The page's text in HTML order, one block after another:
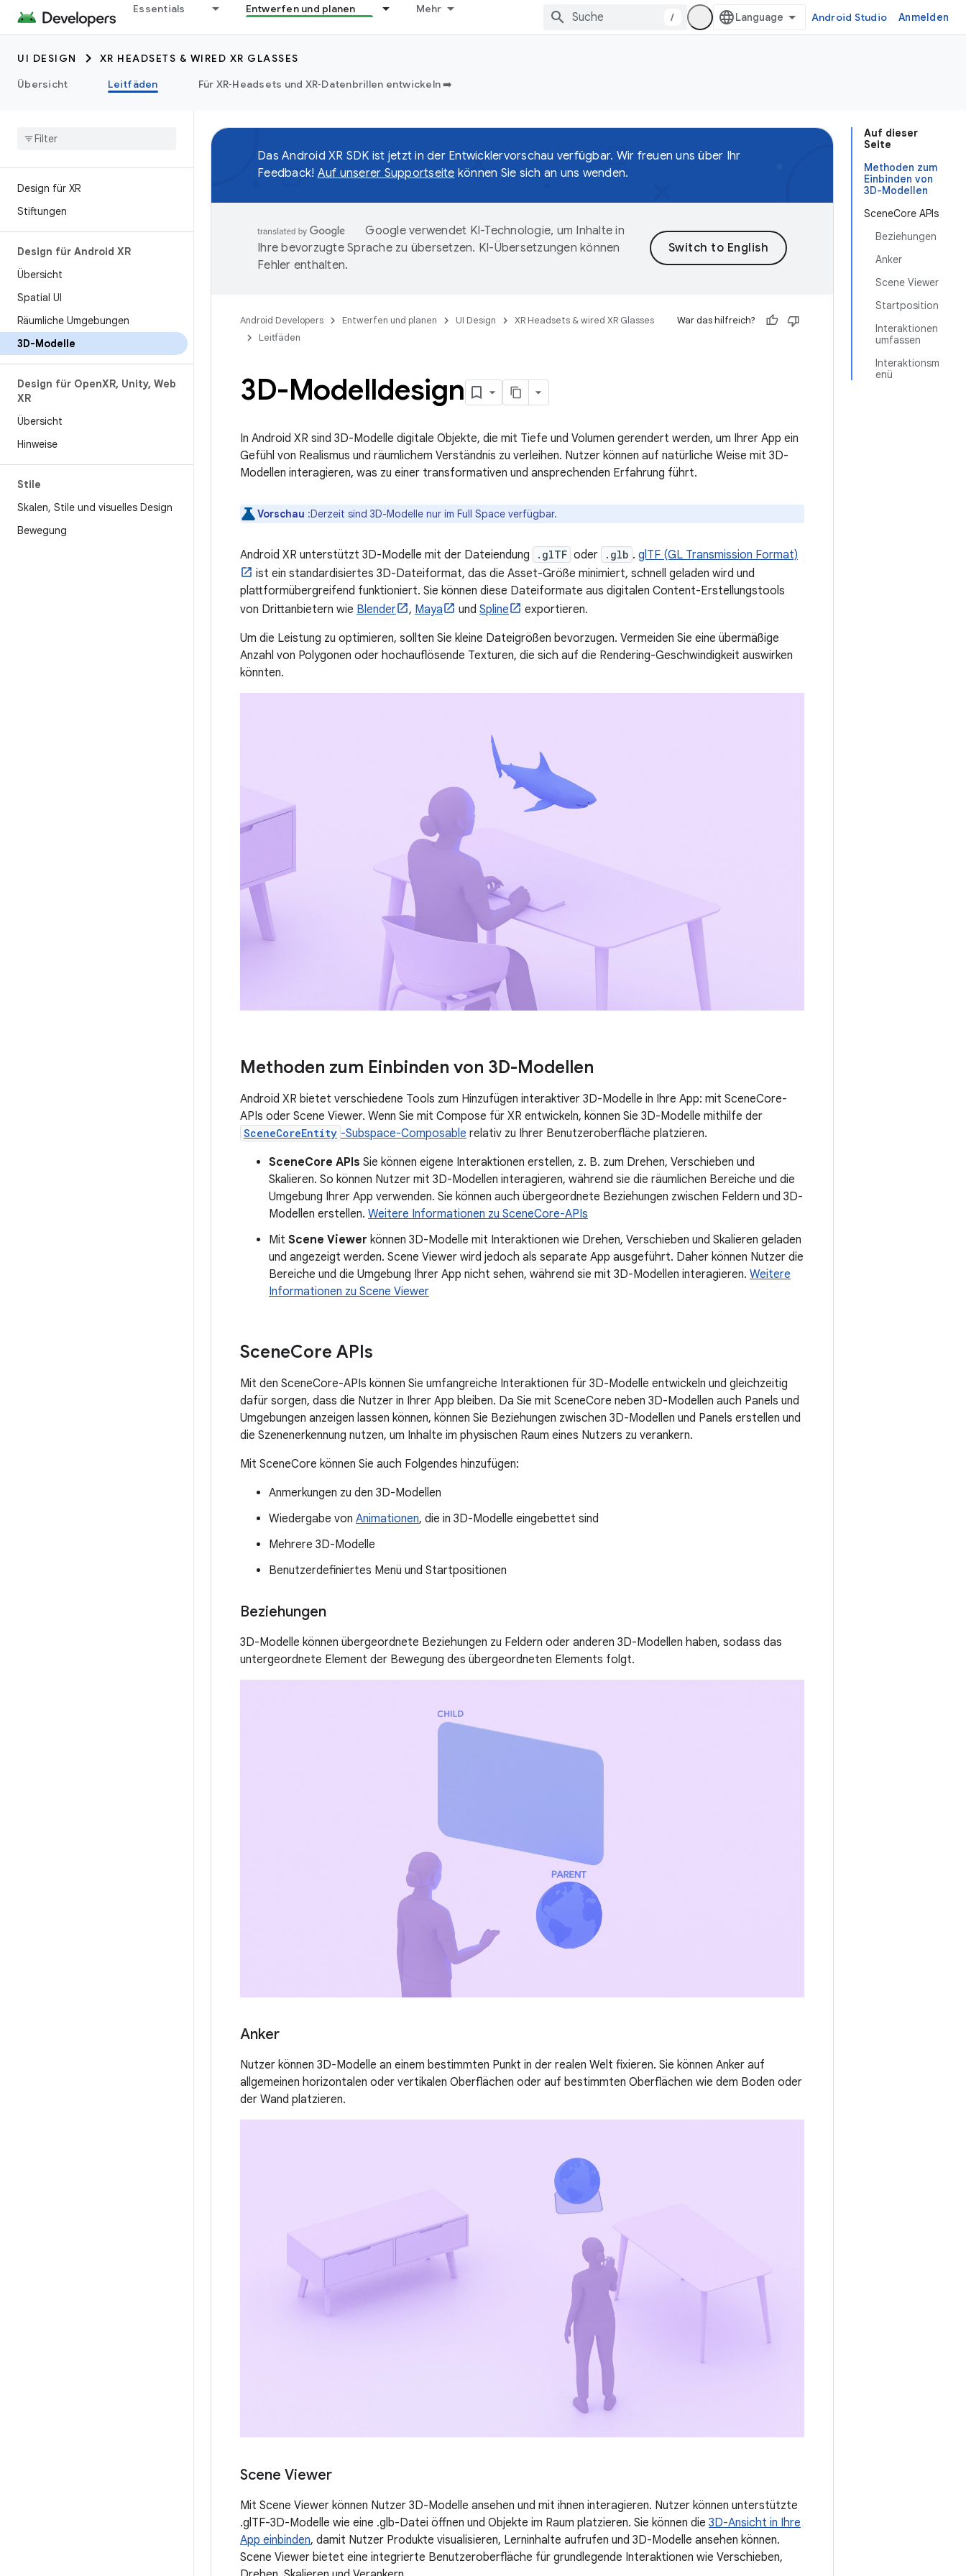
Essentials Entwerfen und planen Mehr
/ Android Studio Anmelden
UI DESIGN
XR HEADSETS & WIRED XR GLASSES
Übersicht
Leitfäden Für XR‑Headsets und XR‑Datenbrillen entwickeln ➡️
Design für XR
Stiftungen
Design für Android XR
Übersicht
Spatial UI
Räumliche Umgebungen
3D-Modelle
Design für OpenXR, Unity, Web
XR
Übersicht
Hinweise
Stile
Skalen, Stile und visuelles Design
Bewegung
Auf dieser
Seite
Methoden zum
Einbinden von
3D-Modellen
SceneCore APIs
Beziehungen
Anker
Scene Viewer
Startposition
Interaktionen
umfassen
Interaktionsm
enü
Das Android XR SDK ist jetzt in der Entwicklervorschau verfügbar. Wir freuen uns über Ihr
Feedback! Auf unserer Supportseite können Sie sich an uns wenden.
Google verwendet KI-Technologie, um Inhalte in
Ihre bevorzugte Sprache zu übersetzen. KI-Übersetzungen können
Fehler enthalten.
Android Developers Entwerfen und planen UI Design
XR Headsets & wired XR Glasses
Leitfäden
War das hilfreich?
3D-Modelldesign
In Android XR sind 3D-Modelle digitale Objekte, die mit Tiefe und Volumen gerendert werden, um Ihrer App ein
Gefühl von Realismus und räumlichem Verständnis zu verleihen. Nutzer können auf natürliche Weise mit 3D-
Modellen interagieren, was zu einer transformativen und ansprechenden Erfahrung führt.
Vorschau :Derzeit sind 3D-Modelle nur im Full Space verfügbar.
Android XR unterstützt 3D-Modelle mit der Dateiendung .glTF oder .glb . glTF (GL Transmission Format)
ist ein standardisiertes 3D-Dateiformat, das die Asset-Größe minimiert, schnell geladen wird und
plattformübergreifend funktioniert. Sie können diese Dateiformate aus digitalen Content-Erstellungstools
von Drittanbietern wie Blender , Maya und Spline
exportieren.
Um die Leistung zu optimieren, sollten Sie kleine Dateigrößen bevorzugen. Vermeiden Sie eine übermäßige
Anzahl von Polygonen oder hochauflösende Texturen, die sich auf die Rendering-Geschwindigkeit auswirken
könnten.
Methoden zum Einbinden von 3D-Modellen
Android XR bietet verschiedene Tools zum Hinzufügen interaktiver 3D-Modelle in Ihre App: mit SceneCore-
APIs oder Scene Viewer. Wenn Sie mit Compose für XR entwickeln, können Sie 3D-Modelle mithilfe der
SceneCoreEntity -Subspace-Composable relativ zu Ihrer Benutzeroberfläche platzieren.
SceneCore APIs Sie können eigene Interaktionen erstellen, z. B. zum Drehen, Verschieben und
Skalieren. So können Nutzer mit 3D-Modellen interagieren, während sie die räumlichen Bereiche und die
Umgebung Ihrer App verwenden. Sie können auch übergeordnete Beziehungen zwischen Feldern und 3D-
Modellen erstellen. Weitere Informationen zu SceneCore-APIs
Mit Scene Viewer können 3D-Modelle mit Interaktionen wie Drehen, Verschieben und Skalieren geladen
und angezeigt werden. Scene Viewer wird jedoch als separate App ausgeführt. Daher können Nutzer die
Bereiche und die Umgebung Ihrer App nicht sehen, während sie mit 3D-Modellen interagieren. Weitere
Informationen zu Scene Viewer
SceneCore APIs
Mit den SceneCore-APIs können Sie umfangreiche Interaktionen für 3D-Modelle entwickeln und gleichzeitig
dafür sorgen, dass die Nutzer in Ihrer App bleiben. Da Sie mit SceneCore neben 3D-Modellen auch Panels und
Umgebungen anzeigen lassen können, können Sie Beziehungen zwischen 3D-Modellen und Panels erstellen und
die Szenenerkennung nutzen, um Inhalte im physischen Raum eines Nutzers zu verankern.
Mit SceneCore können Sie auch Folgendes hinzufügen:
Anmerkungen zu den 3D-Modellen
Wiedergabe von Animationen, die in 3D-Modelle eingebettet sind
Mehrere 3D-Modelle
Benutzerdefiniertes Menü und Startpositionen
Beziehungen
3D-Modelle können übergeordnete Beziehungen zu Feldern oder anderen 3D-Modellen haben, sodass das
untergeordnete Element der Bewegung des übergeordneten Elements folgt.
Anker
Nutzer können 3D-Modelle an einem bestimmten Punkt in der realen Welt fixieren. Sie können Anker auf
allgemeinen horizontalen oder vertikalen Oberflächen oder auf bestimmten Oberflächen wie dem Boden oder
der Wand platzieren.
Scene Viewer
Mit Scene Viewer können Nutzer 3D-Modelle ansehen und mit ihnen interagieren. Nutzer können unterstützte
.glTF-3D-Modelle wie eine .glb-Datei öffnen und Objekte im Raum platzieren. Sie können die 3D-Ansicht in Ihre
App einbinden, damit Nutzer Produkte visualisieren, Lerninhalte aufrufen und 3D-Modelle ansehen können.
Scene Viewer bietet eine integrierte Benutzeroberfläche für grundlegende Interaktionen wie Verschieben,